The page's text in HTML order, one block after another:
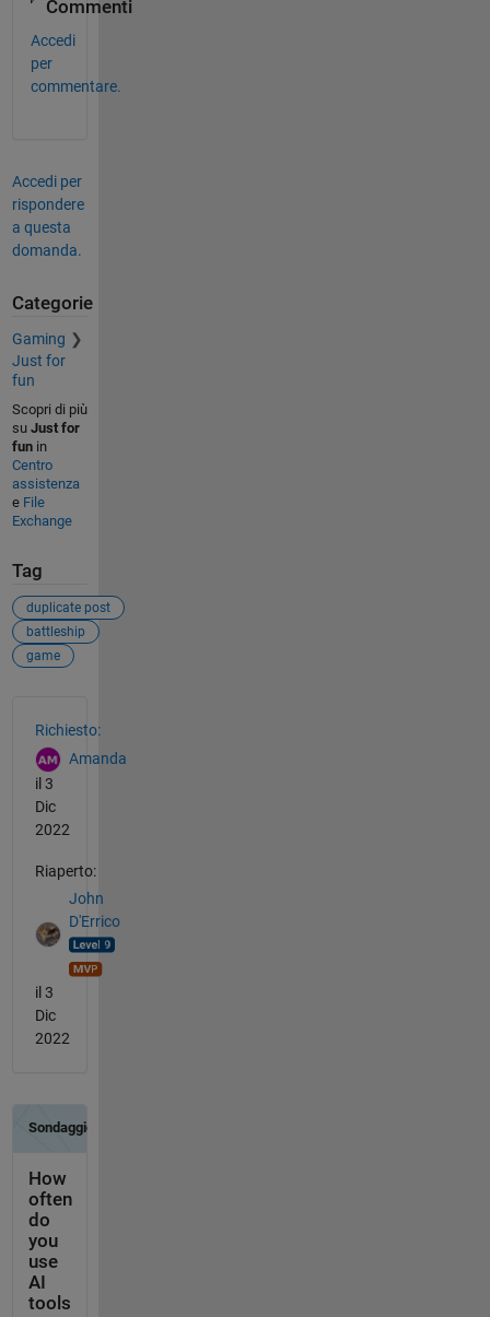
Commenti
Accedi
per
commentare.
Accedi per
rispondere
a questa
domanda.
Categorie
Gaming
Just for
fun
Scopri di più
su Just for
funin
Centro
assistenza
e File
Exchange
Tag
duplicate post
battleship
game
Richiesto:
Amanda
il 3
Dic
2022
Riaperto:
John
D'Errico
il 3
Dic
2022